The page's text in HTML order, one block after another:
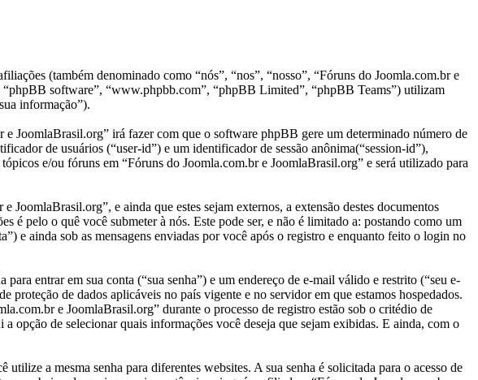
(também denominado como “nós”, “nos”, “nosso”, “Fóruns do Joomla.com.br e
software”, “www.phpbb.com”, “phpBB Limited”, “phpBB Teams”) utilizam
informação”).
JoomlaBrasil.org” irá fazer com que o software phpBB gere um determinado número de
de usuários (“user-id”) e um identificador de sessão anônima(“session-id”),
e/ou fóruns em “Fóruns do Joomla.com.br e JoomlaBrasil.org” e será utilizado para
e ainda que estes sejam externos, a extensão destes documentos
é pelo o quê você submeter à nós. Este pode ser, e não é limitado a: postando como um
e ainda sob as mensagens enviadas por você após o registro e enquanto feito o login no
entrar em sua conta (“sua senha”) e um endereço de e-mail válido e restrito (“seu e-
de dados aplicáveis no país vigente e no servidor em que estamos hospedados.
e JoomlaBrasil.org” durante o processo de registro estão sob o critédio de
opção de selecionar quais informações você deseja que sejam exibidas. E ainda, com o
a mesma senha para diferentes websites. A sua senha é solicitada para o acesso de